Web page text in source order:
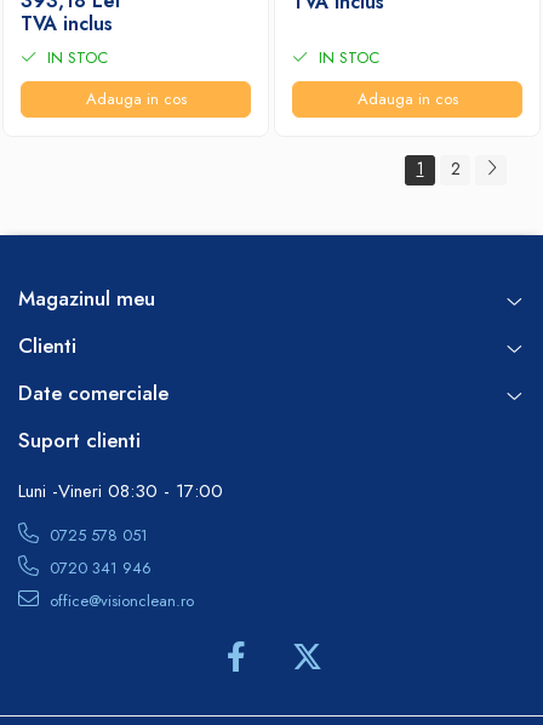
TVA inclus
IN STOC
Adauga in cos
IN STOC
Adauga in cos
1 2
Magazinul meu
Clienti
Date comerciale
Suport clienti
Luni -Vineri 08:30 - 17:00
0725 578 051
0720 341 946
office@visionclean.ro